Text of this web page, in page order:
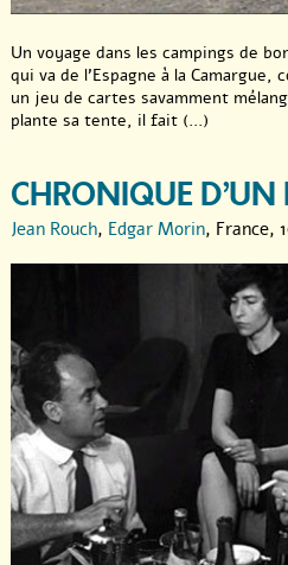
Un voyage dans les campings de
qui va de l’Espagne à la Camargue,
un jeu de cartes savamment
plante sa tente, il fait (...)
CHRONIQUE D’UN
Jean Rouch, Edgar Morin, France,